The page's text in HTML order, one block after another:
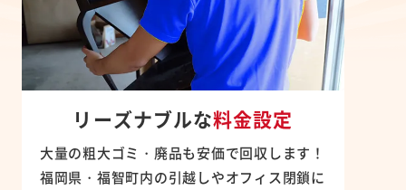
リーズナブルな料金設定
大量の粗大ゴミ・廃品も安価で回収します！
福岡県・福智町内の引越しやオフィス閉鎖に